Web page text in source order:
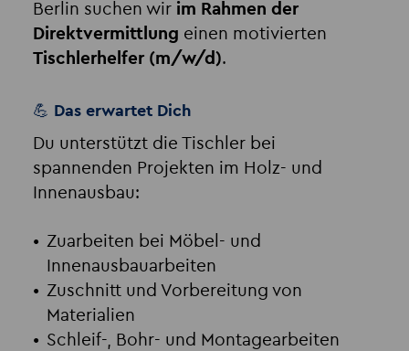
Berlin suchen wir im Rahmen der
Direktvermittlung einen motivierten
Tischlerhelfer (m/w/d).
💪 Das erwartet Dich
Du unterstützt die Tischler bei
spannenden Projekten im Holz- und
Innenausbau:
Zuarbeiten bei Möbel- und
Innenausbauarbeiten
Zuschnitt und Vorbereitung von
Materialien
Schleif-, Bohr- und Montagearbeiten